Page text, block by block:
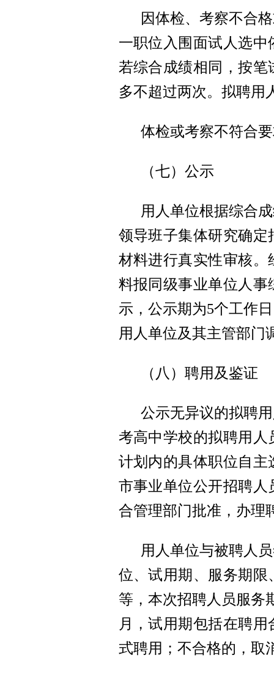
因体检、考察不合
一职位入围面试人选
若综合成绩相同，按
多不超过两次。拟聘用
体检或考察不符合
（七）公示
用人单位根据综合
领导班子集体研究确
材料进行真实性审核
料报同级事业单位人
示，公示期为5个工作
用人单位及其主管部门
（八）聘用及鉴证
公示无异议的拟聘
考高中学校的拟聘用人
计划内的具体职位自
市事业单位公开招聘
合管理部门批准，办理
用人单位与被聘人
位、试用期、服务期
等，本次招聘人员服务
月，试用期包括在聘
式聘用；不合格的，取